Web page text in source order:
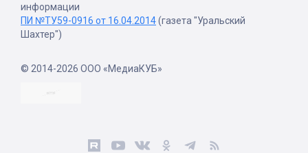
информации
ПИ №ТУ59-0916 от 16.04.2014(газета "Уральский
Шахтер")
© 2014-2026 ООО «МедиаКУБ»